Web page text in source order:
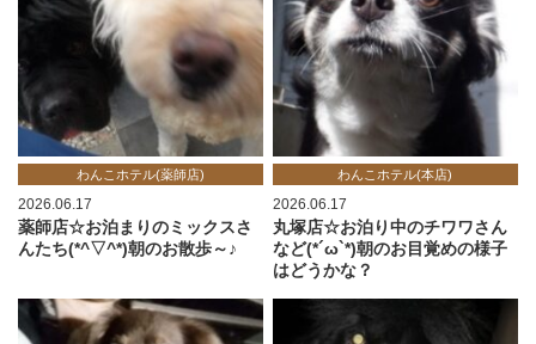
わんこホテル(薬師店)
2026.06.17
薬師店☆お泊まりのミックスさ
んたち(*^▽^*)朝のお散歩～♪
わんこホテル(本店)
2026.06.17
丸塚店☆お泊り中のチワワさん
など(*´ω`*)朝のお目覚めの様子
はどうかな？